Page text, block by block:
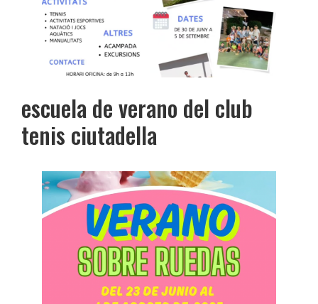
escuela de verano del club
tenis ciutadella